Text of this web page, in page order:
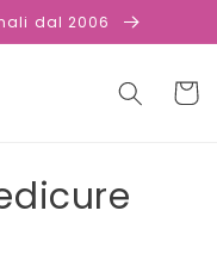
dal 2006
Cart